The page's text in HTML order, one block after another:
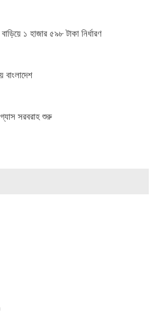
১ হাজার ৫৯৮ টাকা নির্ধারণ
সরবরাহ শুরু